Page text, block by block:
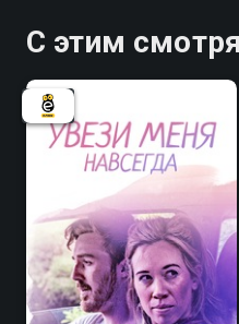
С этим